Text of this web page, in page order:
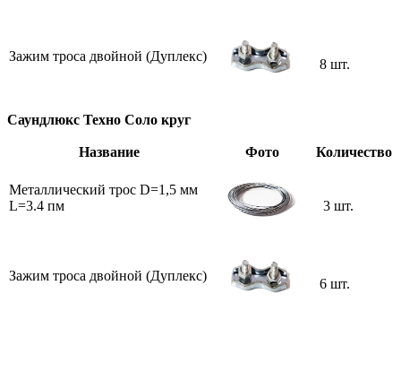
Зажим троса двойной (Дуплекс)
8 шт.
Саундлюкс Техно Соло круг
Название Фото Количество
Металлический трос D=1,5 мм
L=3.4 пм
3 шт.
Зажим троса двойной (Дуплекс)
6 шт.